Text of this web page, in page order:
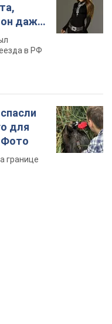
даже
в РФ
для
Фото
границе